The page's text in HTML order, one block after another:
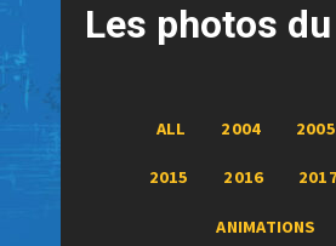
Les photos
ALL 2004 2005
2015 2016 2017
ANIMATIONS